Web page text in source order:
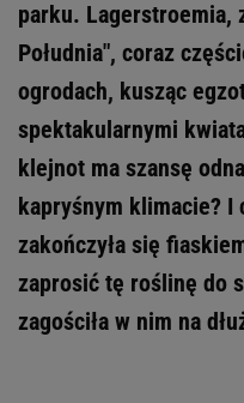
parku. Lagerstroemia,
Południa", coraz
ogrodach, kusząc
spektakularnymi
klejnot ma szansę
kapryśnym klimacie? I
zakończyła się
zaprosić tę roślinę do
zagościła w nim na